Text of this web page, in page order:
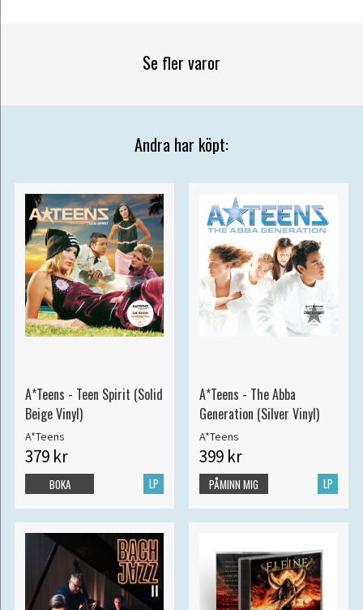
Se fler varor
Andra har köpt:
A*Teens - Teen Spirit (Solid
Beige Vinyl)
A*Teens
379 kr
LP
BOKA
A*Teens - The Abba
Generation (Silver Vinyl)
A*Teens
399 kr
LP
PÅMINN MIG